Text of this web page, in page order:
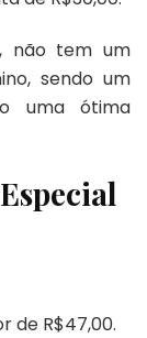
não tem um
sendo um
uma ótima
de R$47,00.